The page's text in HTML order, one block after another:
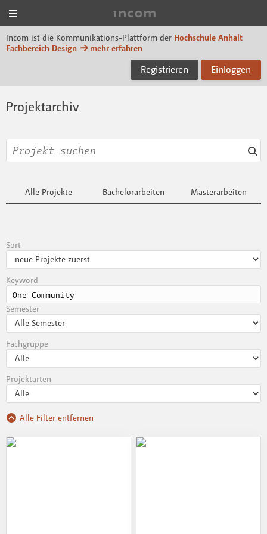
Incom ist die Kommunikations-Plattform der Hochschule Anhalt
Fachbereich Design
mehr erfahren
Registrieren Einloggen
Projektarchiv
Alle Projekte Bachelorarbeiten Masterarbeiten
Sort
Keyword
Semester
Fachgruppe
Projektarten
Alle Filter entfernen